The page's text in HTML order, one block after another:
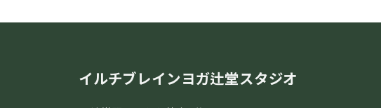
イルチブレインヨガ辻堂スタジオ